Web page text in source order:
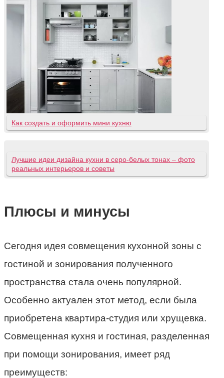
Как создать и оформить мини кухню
Лучшие идеи дизайна кухни в серо-белых тонах – фото
реальных интерьеров и советы
Плюсы и минусы
Сегодня идея совмещения кухонной зоны с
гостиной и зонирования полученного
пространства стала очень популярной.
Особенно актуален этот метод, если была
приобретена квартира-студия или хрущевка.
Совмещенная кухня и гостиная, разделенная
при помощи зонирования, имеет ряд
преимуществ: